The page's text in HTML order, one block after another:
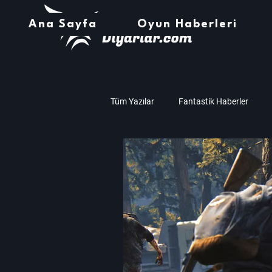
Ana Sayfa Oyun Haberleri
Tüm Yazılar Fantastik Haberler
Müzik Teknoloji Oyun
Amd Nvidia Assassin's
Zaman Çarkı Haberleri